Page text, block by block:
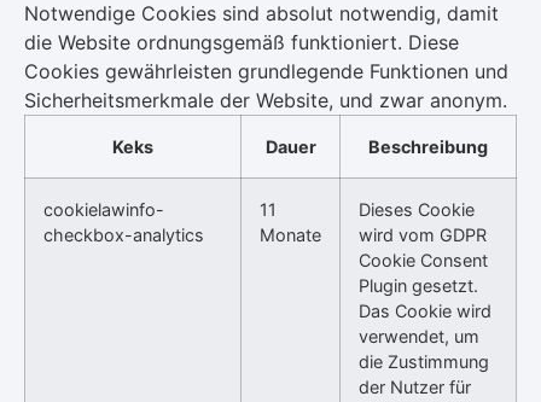
Notwendige Cookies sind absolut notwendig, damit
die Website ordnungsgemäß funktioniert. Diese
Cookies gewährleisten grundlegende Funktionen und
Sicherheitsmerkmale der Website, und zwar anonym.
Keks Dauer Beschreibung
cookielawinfo-
checkbox-analytics
11
Monate
Dieses Cookie
wird vom GDPR
Cookie Consent
Plugin gesetzt.
Das Cookie wird
verwendet, um
die Zustimmung
der Nutzer für